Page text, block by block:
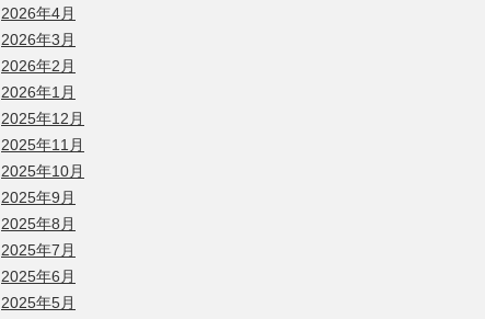
2026年4月
2026年3月
2026年2月
2026年1月
2025年12月
2025年11月
2025年10月
2025年9月
2025年8月
2025年7月
2025年6月
2025年5月